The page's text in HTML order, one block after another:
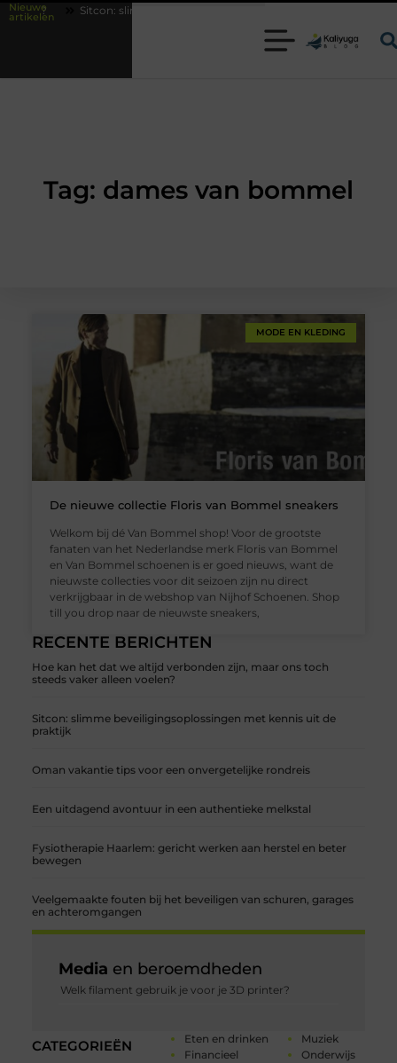
Nieuwe
artikelen Sitcon: slimme beveiligingsoplossingen met kennis uit de
Tag: dames van bommel
RECENTE BERICHTEN
Hoe kan het dat we altijd verbonden zijn, maar ons toch
steeds vaker alleen voelen?
Sitcon: slimme beveiligingsoplossingen met kennis uit de
praktijk
Oman vakantie tips voor een onvergetelijke rondreis
Een uitdagend avontuur in een authentieke melkstal
Fysiotherapie Haarlem: gericht werken aan herstel en beter
bewegen
Veelgemaakte fouten bij het beveiligen van schuren, garages
en achteromgangen
CATEGORIEËN
Eten en drinken
Financieel
Muziek
Onderwijs
Media en beroemdheden
Welk filament gebruik je voor je 3D printer?
MODE EN KLEDING
De nieuwe collectie Floris van Bommel sneakers
Welkom bij dé Van Bommel shop! Voor de grootste
fanaten van het Nederlandse merk Floris van Bommel
en Van Bommel schoenen is er goed nieuws, want de
nieuwste collecties voor dit seizoen zijn nu direct
verkrijgbaar in de webshop van Nijhof Schoenen. Shop
till you drop naar de nieuwste sneakers,